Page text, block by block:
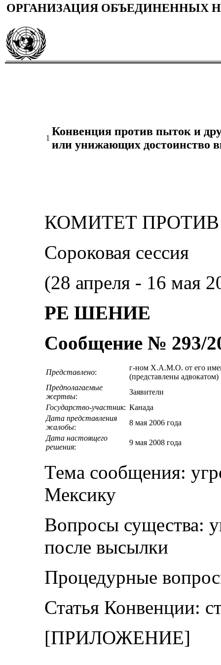
ОРГАНИЗАЦИЯ ОБЪЕДИНЕННЫХ
1
Конвенция против пыток и
или унижающих достоинство
КОМИТЕТ
Сороковая сессия
(28 апреля ‑ 16 мая
РЕ ШЕНИЕ
Сообщение № 293/
Представлено:
г-ном Х.А.М.О. от его
(представлены адвокатом)
Предполагаемые
жертвы:
Заявители
Государство-участник: Канада
Дата представления
жалобы:
8 мая 2006 года
Дата настоящего
решения:
9 мая 2008 года
Тема сообщения:
Мексику
Вопросы существа:
после высылки
Процедурные
Статья Конвенции:
[ПРИЛОЖЕНИЕ]